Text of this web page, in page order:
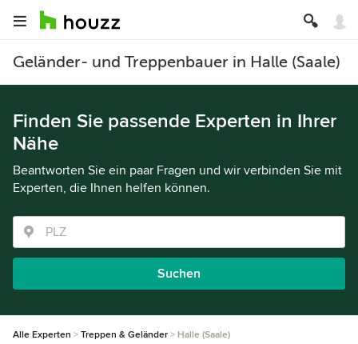
Geländer- und Treppenbauer in Halle (Saale)
Finden Sie passende Experten in Ihrer
Nähe
Beantworten Sie ein paar Fragen und wir verbinden Sie mit
Experten, die Ihnen helfen können.
Suchen
Alle Experten Treppen & Geländer Halle (Saale)